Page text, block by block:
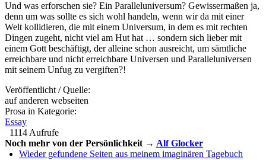
Und was erforschen sie? Ein Paralleluniversum? Gewissermaßen ja,
denn um was sollte es sich wohl handeln, wenn wir da mit einer
Welt kollidieren, die mit einem Universum, in dem es mit rechten
Dingen zugeht, nicht viel am Hut hat … sondern sich lieber mit
einem Gott beschäftigt, der alleine schon ausreicht, um sämtliche
erreichbare und nicht erreichbare Universen und Paralleluniversen
mit seinem Unfug zu vergiften?!
Veröffentlicht / Quelle:
auf anderen webseiten
Prosa in Kategorie:
Essay
1114 Aufrufe
Noch mehr von der Persönlichkeit → Alf Glocker
Wieder gefundene Seiten aus meinem imaginären Tagebuch